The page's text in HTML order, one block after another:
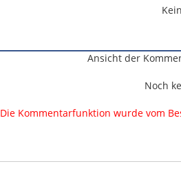
Ansicht der
Noch
Die Kommentarfunktion wurde vom